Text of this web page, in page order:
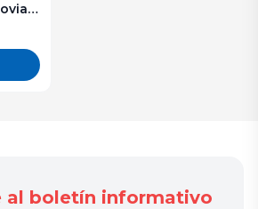
Cachopo a la segoviana.
al boletín informativo